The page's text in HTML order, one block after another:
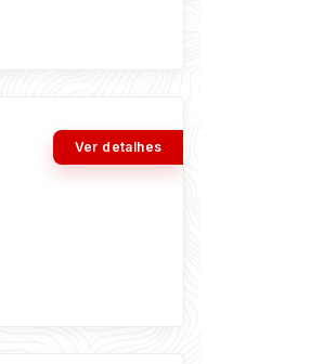
Ver detalhes